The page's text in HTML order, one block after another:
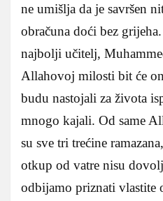
ne umišlja da je savršen
obračuna doći bez
najbolji učitelj,
Allahovoj milosti bit će
budu nastojali za života
mnogo kajali. Od same
su sve tri trećine
otkup od vatre nisu
odbijamo priznati vlastite